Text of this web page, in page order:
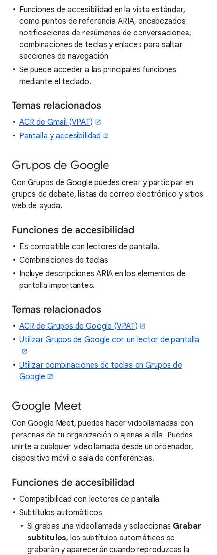
Funciones de accesibilidad en la vista estándar,
como puntos de referencia ARIA, encabezados,
notificaciones de resúmenes de conversaciones,
combinaciones de teclas y enlaces para saltar
secciones de navegación
Se puede acceder a las principales funciones
mediante el teclado.
Temas relacionados
ACR de Gmail (VPAT)
Pantalla y accesibilidad
Grupos de Google
Con Grupos de Google puedes crear y participar en
grupos de debate, listas de correo electrónico y sitios
web de ayuda.
Funciones de accesibilidad
Es compatible con lectores de pantalla.
Combinaciones de teclas
Incluye descripciones ARIA en los elementos de
pantalla importantes.
Temas relacionados
ACR de Grupos de Google (VPAT)
Utilizar Grupos de Google con un lector de pantalla
Utilizar combinaciones de teclas en Grupos de
Google
Google Meet
Con Google Meet, puedes hacer videollamadas con
personas de tu organización o ajenas a ella. Puedes
unirte a cualquier videollamada desde un ordenador,
dispositivo móvil o sala de conferencias.
Funciones de accesibilidad
Compatibilidad con lectores de pantalla
Subtítulos automáticos
Si grabas una videollamada y seleccionas Grabar
subtítulos, los subtítulos automáticos se
grabarán y aparecerán cuando reproduzcas la